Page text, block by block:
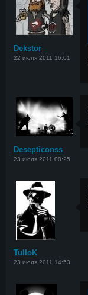
Dekstor
22 июля 2011 16:01
Desepticonss
23 июля 2011 00:25
TuIIoK
23 июля 2011 14:53